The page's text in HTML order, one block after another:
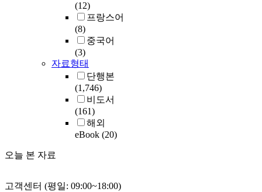
(12)
프랑스어
(8)
중국어
(3)
자료형태
단행본
(1,746)
비도서
(161)
해외
eBook (20)
오늘 본 자료
고객센터 (평일: 09:00~18:00)